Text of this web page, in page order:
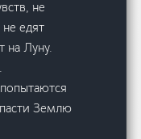
не
едят
на Луну.
Землю